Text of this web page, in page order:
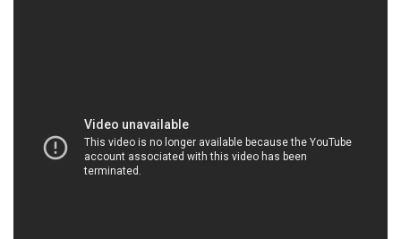
Công nghiệp hóa chất đóng một vai trò quan trọng
trong sự phát triển và sản xuất của nhiều ngành
khác nhau. Tại Công ty Hóa chất Đắc Trường Phát,